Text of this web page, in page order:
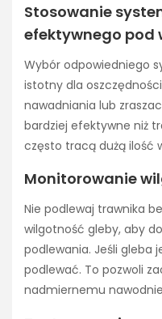
Stosowanie
efektywnego pod
Wybór odpowiedniego
istotny dla
nawadniania lub
bardziej efektywne niż
często tracą dużą ilość
Monitorowanie
Nie podlewaj trawnika
wilgotność gleby, aby
podlewania. Jeśli gleba
podlewać. To pozwoli
nadmiernemu